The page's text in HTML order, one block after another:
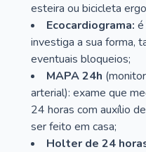
esteira ou bicicleta
Ecocardiograma:
investiga a sua forma,
eventuais bloqueios;
MAPA 24h
arterial): exame que
24 horas com auxílio
ser feito em casa;
Holter de 24